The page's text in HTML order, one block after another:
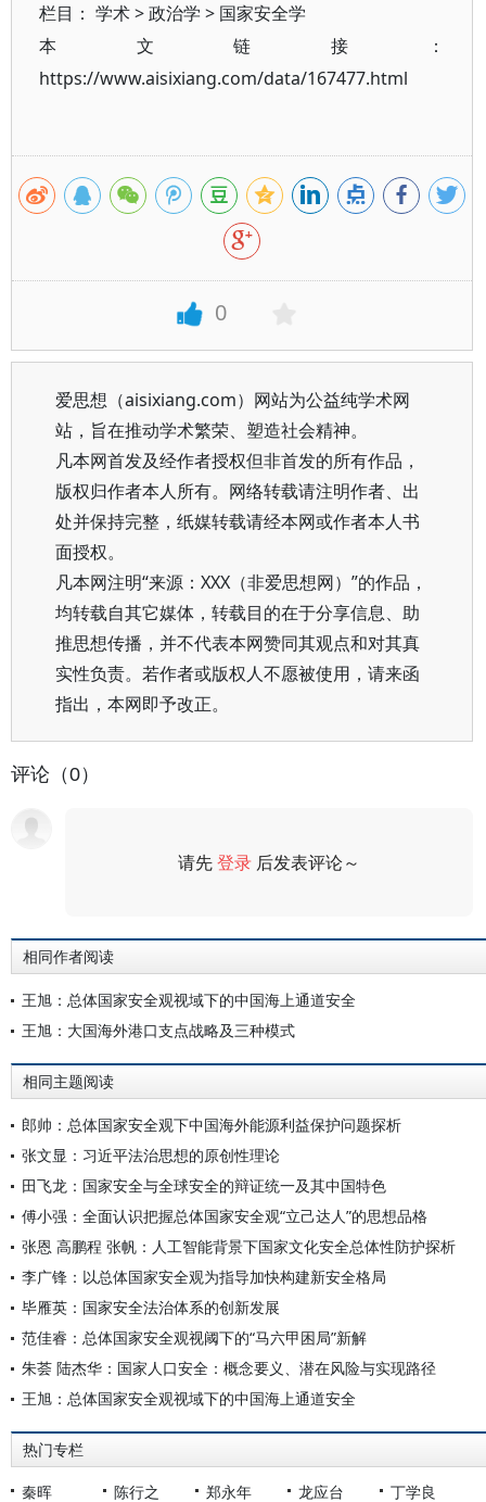
栏目： 学术>政治学 > 国家安全学
本文链接：
https://www.aisixiang.com/data/167477.html
0
爱思想（aisixiang.com）网站为公益纯学术网
站，旨在推动学术繁荣、塑造社会精神。
凡本网首发及经作者授权但非首发的所有作品，
版权归作者本人所有。网络转载请注明作者、出
处并保持完整，纸媒转载请经本网或作者本人书
面授权。
凡本网注明“来源：XXX（非爱思想网）”的作品，
均转载自其它媒体，转载目的在于分享信息、助
推思想传播，并不代表本网赞同其观点和对其真
实性负责。若作者或版权人不愿被使用，请来函
指出，本网即予改正。
评论（0）
请先登录 后发表评论～
相同作者阅读
王旭：总体国家安全观视域下的中国海上通道安全
王旭：大国海外港口支点战略及三种模式
相同主题阅读
郎帅：总体国家安全观下中国海外能源利益保护问题探析
张文显：习近平法治思想的原创性理论
田飞龙：国家安全与全球安全的辩证统一及其中国特色
傅小强：全面认识把握总体国家安全观“立己达人”的思想品格
张恩 高鹏程 张帆：人工智能背景下国家文化安全总体性防护探析
李广锋：以总体国家安全观为指导加快构建新安全格局
毕雁英：国家安全法治体系的创新发展
范佳睿：总体国家安全观视阈下的“马六甲困局”新解
朱荟 陆杰华：国家人口安全：概念要义、潜在风险与实现路径
王旭：总体国家安全观视域下的中国海上通道安全
热门专栏
秦晖 陈行之 郑永年 龙应台 丁学良